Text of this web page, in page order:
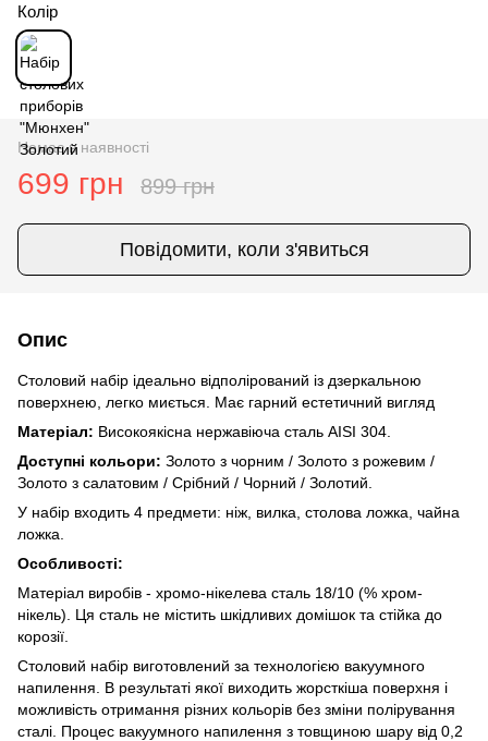
Колір
Немає в наявності
699 грн 899 грн
Повідомити, коли з'явиться
Опис
Столовий набір ідеально відполірований із дзеркальною
поверхнею, легко миється. Має гарний естетичний вигляд
Матеріал: Високоякісна нержавіюча сталь AISI 304.
Доступні кольори: Золото з чорним / Золото з рожевим /
Золото з салатовим / Срібний / Чорний / Золотий.
У набір входить 4 предмети: ніж, вилка, столова ложка, чайна
ложка.
Особливості:
Матеріал виробів - хромо-нікелева сталь 18/10 (% хром-
нікель). Ця сталь не містить шкідливих домішок та стійка до
корозії.
Столовий набір виготовлений за технологією вакуумного
напилення. В результаті якої виходить жорсткіша поверхня і
можливість отримання різних кольорів без зміни полірування
сталі. Процес вакуумного напилення з товщиною шару від 0,2